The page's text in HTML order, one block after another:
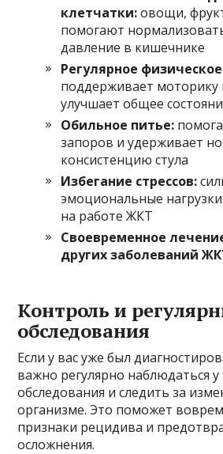
клетчатки:овощи,
помогают
давление в кишечнике
Регулярное
поддерживает моторику
улучшает общее
Обильное питье:
запоров и удерживает
консистенцию стула
Избегание стрессов:
эмоциональные нагрузки
на работе ЖКТ
Своевременное
других заболеваний
Контроль и
обследования
Если у вас уже был
важно регулярно наблюдаться
обследования и следить за
организме. Это поможет
признаки рецидива и
осложнения.